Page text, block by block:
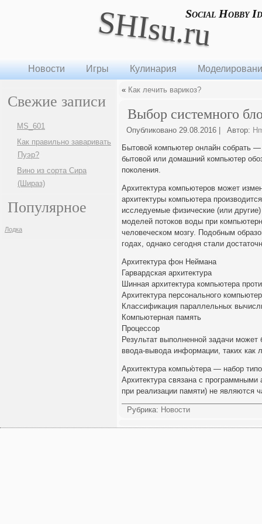
SHIsu.ruSocial Hobby
Новости Игры Кулинария
Свежие записи
MS_601
Как правильно заваривать
Пуэр?
Вино из сорта Сира
(Шираз)
Популярное
Лодка
« Как лечить варикоз?
Выбор системного
Опубликовано 29.08.2016 Автор:
Бытовой компьютер онлайн собрать
бытовой или домашний компьютер
поколения.
Архитектура компьютеров может
архитектуры компьютера
исследуемые физические (или
моделей потоков воды при
человеческом мозгу. Подобным
годах, однако сегодня стали
Архитектура фон Неймана
Гарвардская архитектура
Шинная архитектура компьютера
Архитектура персонального
Классификация параллельных
Компьютерная память
Процессор
Результат выполненной задачи
ввода-вывода информации, таких как
Архитектура компью́тера — набор
Архитектура связана с
при реализации памяти) не являются
Рубрика: Новости